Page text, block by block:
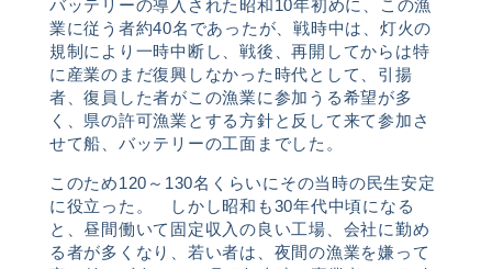
バッテリーの導入された昭和10年初めに、この漁
業に従う者約40名であったが、戦時中は、灯火の
規制により一時中断し、戦後、再開してからは特
に産業のまだ復興しなかった時代として、引揚
者、復員した者がこの漁業に参加うる希望が多
く、県の許可漁業とする方針と反して来て参加さ
せて船、バッテリーの工面までした。
このため120 ～ 130名くらいにその当時の民生安定
に役立った。 しかし昭和も30年代中頃になる
と、昼間働いて固定収入の良い工場、会社に勤め
る者が多くなり、若い者は、夜間の漁業を嫌って